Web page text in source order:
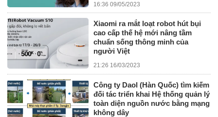
16:36 09/05/2023
Xiaomi ra mắt loạt robot hút bụi
cao cấp thế hệ mới nâng tầm
chuẩn sống thông minh của
người Việt
21:26 16/03/2023
Công ty Daol (Hàn Quốc) tìm kiếm
đối tác triển khai Hệ thống quản lý
toàn diện nguồn nước bằng mạng
không dây